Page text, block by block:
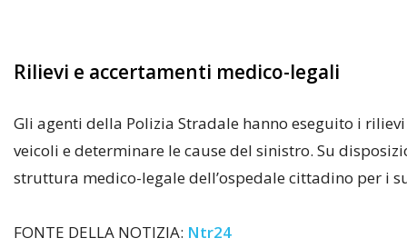
Rilievi e accertamenti medico-legali
Gli agenti della Polizia Stradale hanno eseguito i
veicoli e determinare le cause del sinistro. Su
struttura medico-legale dell’ospedale cittadino per i
FONTE DELLA NOTIZIA: Ntr24